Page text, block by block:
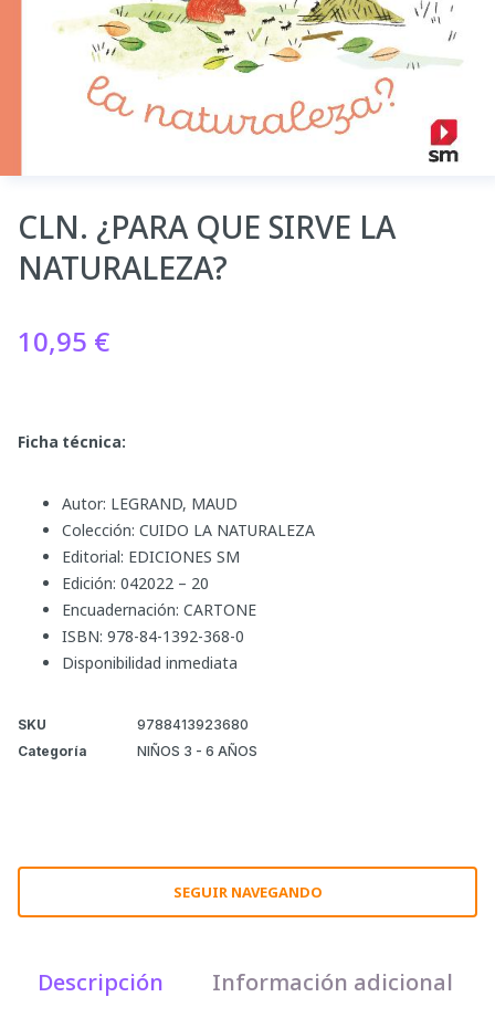
CLN. ¿PARA QUE SIRVE LA
NATURALEZA?
10,95 €
Ficha técnica:
Autor: LEGRAND, MAUD
Colección: CUIDO LA NATURALEZA
Editorial: EDICIONES SM
Edición: 042022 – 20
Encuadernación: CARTONE
ISBN: 978-84-1392-368-0
Disponibilidad inmediata
SKU
9788413923680
Categoría
NIÑOS 3 - 6 AÑOS
SEGUIR NAVEGANDO
Descripción Información adicional